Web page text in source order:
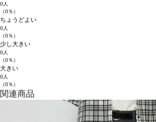
0人
（0％）
ちょうどよい
0人
（0％）
少し大きい
0人
（0％）
大きい
0人
（0％）
関連商品